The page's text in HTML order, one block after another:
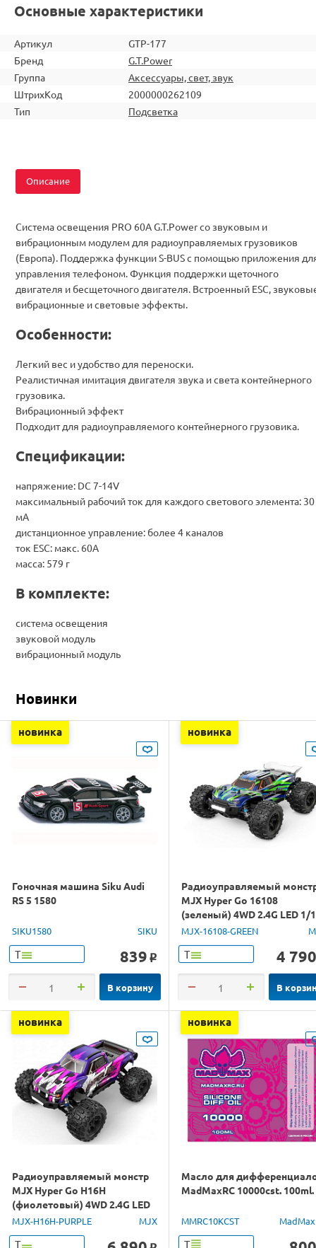
Основные характеристики
Артикул
GTP-177
Бренд
G.T.Power
Группа
Аксессуары, свет, звук
ШтрихКод
2000000262109
Тип
Подсветка
Описание
Система освещения PRO 60A G.T.Power со звуковым и
вибрационным модулем для радиоуправляемых грузовиков
(Европа). Поддержка функции S-BUS с помощью приложения
управления телефоном. Функция поддержки щеточного
двигателя и бесщеточного двигателя. Встроенный ESC,
вибрационные и световые эффекты.
Особенности:
Легкий вес и удобство для переноски.
Реалистичная имитация двигателя звука и света контейнерного
грузовика.
Вибрационный эффект
Подходит для радиоуправляемого контейнерного грузовика.
Спецификации:
напряжение: DC 7-14V
максимальный рабочий ток для каждого светового элемента: 30
мА
дистанционное управление: более 4 каналов
ток ESC: макс. 60А
масса: 579 г
В комплекте:
система освещения
звуковой модуль
вибрационный модуль
Новинки
новинка
Гоночная машина Siku Audi
RS 5 1580
SIKU1580 SIKU
Т 839 o
В корзину
новинка
Радиоуправляемый
MJX Hyper Go 16108
(зеленый) 4WD 2.4G LED 1/
RTR
MJX-16108-GREEN
Т 4 790
В
новинка
Радиоуправляемый монстр
MJX Hyper Go H16H
(фиолетовый) 4WD 2.4G LED
GPS 1/16 RTR
MJX-H16H-PURPLE MJX
Т
новинка
Масло для
MadMaxRC 10000cst. 100ml.
MMRC10KCST
Т